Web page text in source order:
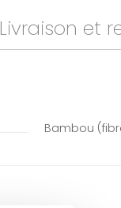
Livraison et
Bambou